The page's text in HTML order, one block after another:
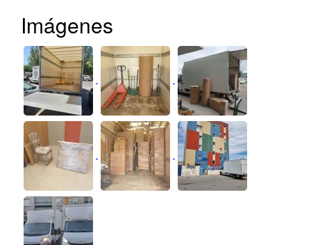
Imágenes